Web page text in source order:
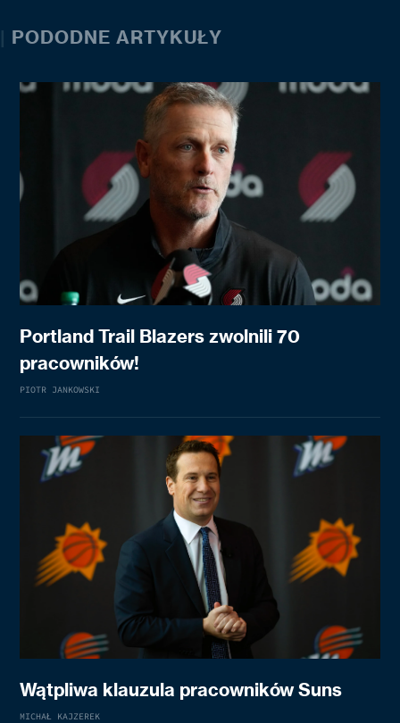
| PODODNE ARTYKUŁY
Portland Trail Blazers zwolnili 70
pracowników!
PIOTR JANKOWSKI
Wątpliwa klauzula pracowników Suns
MICHAŁ KAJZEREK